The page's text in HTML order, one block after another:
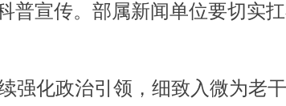
普宣传。部属新闻单位要切实
化政治引领，细致入微为老干